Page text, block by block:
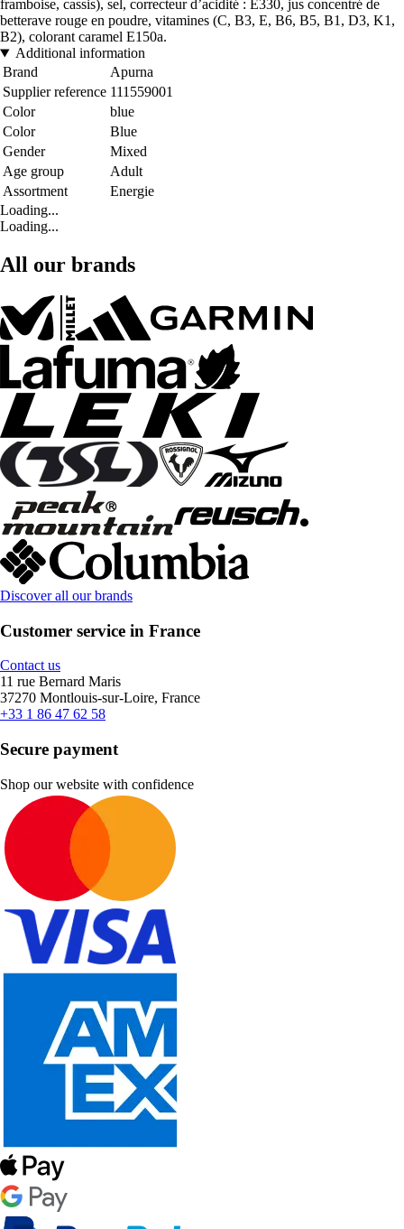
framboise, cassis), sel, correcteur d’acidité : E330, jus concentré de
betterave rouge en poudre, vitamines (C, B3, E, B6, B5, B1, D3, K1,
B2), colorant caramel E150a.
Additional information
Brand
Apurna
Supplier reference 111559001
Color
blue
Color
Blue
Gender
Mixed
Age group
Adult
Assortment
Energie
Loading...
Loading...
All our brands
Discover all our brands
Customer service in France
Contact us
11 rue Bernard Maris
37270 Montlouis-sur-Loire, France
+33 1 86 47 62 58
Secure payment
Shop our website with confidence